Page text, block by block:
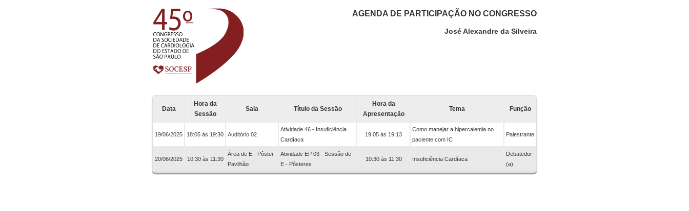
AGENDA DE PARTICIPAÇÃO NO CONGRESSO
José Alexandre da Silveira
Data
Hora da
Sessão
Sala Título da Sessão
Hora da
Apresentação
Tema Função
19/06/2025 18:05 às 19:30 Auditório 02
Atividade 46 - Insuficiência
Cardíaca
19:05 às 19:13
Como manejar a hipercalemia no
paciente com IC
Palestrante
20/06/2025 10:30 às 11:30
Área de E - Pôster
Pavilhão
Atividade EP 03 - Sessão de
E - Pôsteres
10:30 às 11:30 Insuficiência Cardíaca
Debatedor
(a)